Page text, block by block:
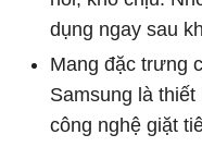
dụng ngay sau
Mang đặc trưng
Samsung là
công nghệ giặt